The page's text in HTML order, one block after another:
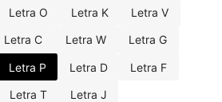
Letra O Letra K Letra V
Letra C Letra W Letra G
Letra P Letra D Letra F
Letra T Letra J